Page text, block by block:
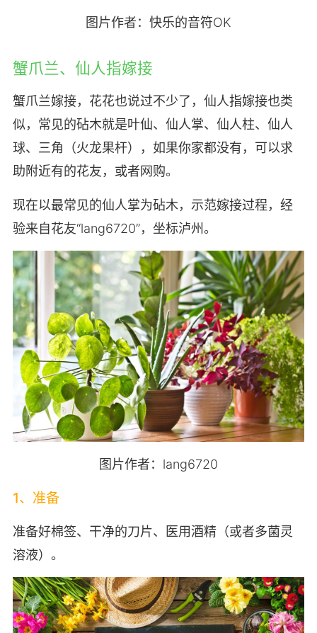
图片作者：快乐的音符OK
蟹爪兰、仙人指嫁接
蟹爪兰嫁接，花花也说过不少了，仙人指嫁接也类
似，常见的砧木就是叶仙、仙人掌、仙人柱、仙人
球、三角（火龙果杆），如果你家都没有，可以求
助附近有的花友，或者网购。
现在以最常见的仙人掌为砧木，示范嫁接过程，经
验来自花友“lang6720”，坐标泸州。
图片作者：lang6720
1、准备
准备好棉签、干净的刀片、医用酒精（或者多菌灵
溶液）。